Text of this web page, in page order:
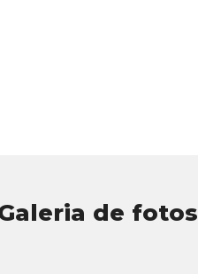
de fotos